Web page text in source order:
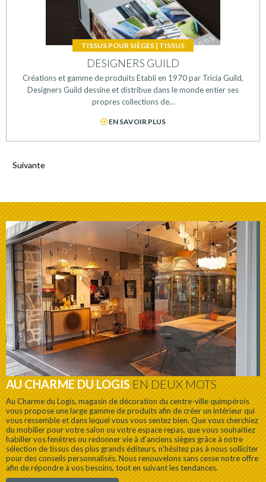
TISSUS POUR SIÈGES | TISSUS
DESIGNERS GUILD
Créations et gamme de produits Etabli en 1970 par Tricia Guild,
Designers Guild dessine et distribue dans le monde entier ses
propres collections de…
EN SAVOIR PLUS
Suivante
AU CHARME DU LOGISEN DEUX MOTS
Au Charme du Logis, magasin de décoration du centre-ville quimpérois
vous propose une large gamme de produits afin de créer un intérieur qui
vous ressemble et dans lequel vous vous sentez bien. Que vous cherchiez
du mobilier pour votre salon ou votre espace repas, que vous souhaitiez
habiller vos fenêtres ou redonner vie à d'anciens sièges grâce à notre
sélection de tissus des plus grands éditeurs, n'hésitez pas à nous solliciter
pour des conseils personnalisés. Nous renouvelons sans cesse notre offre
afin de répondre à vos besoins, tout en suivant les tendances.